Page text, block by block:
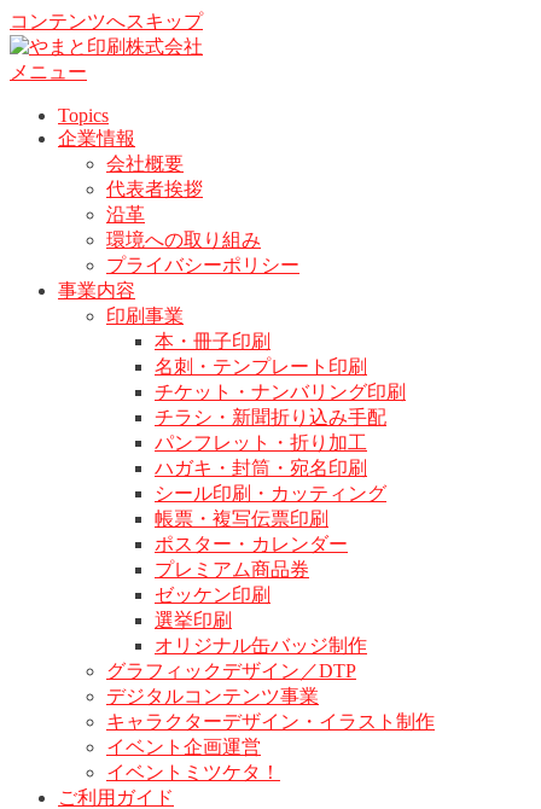
コンテンツへスキップ
メニュー
Topics
企業情報
会社概要
代表者挨拶
沿革
環境への取り組み
プライバシーポリシー
事業内容
印刷事業
本・冊子印刷
名刺・テンプレート印刷
チケット・ナンバリング印刷
チラシ・新聞折り込み手配
パンフレット・折り加工
ハガキ・封筒・宛名印刷
シール印刷・カッティング
帳票・複写伝票印刷
ポスター・カレンダー
プレミアム商品券
ゼッケン印刷
選挙印刷
オリジナル缶バッジ制作
グラフィックデザイン／DTP
デジタルコンテンツ事業
キャラクターデザイン・イラスト制作
イベント企画運営
イベントミツケタ！
ご利用ガイド